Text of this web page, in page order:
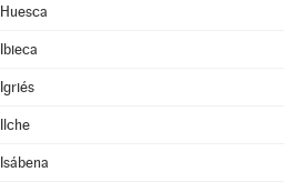
Huesca
Ibieca
Igriés
Ilche
Isábena